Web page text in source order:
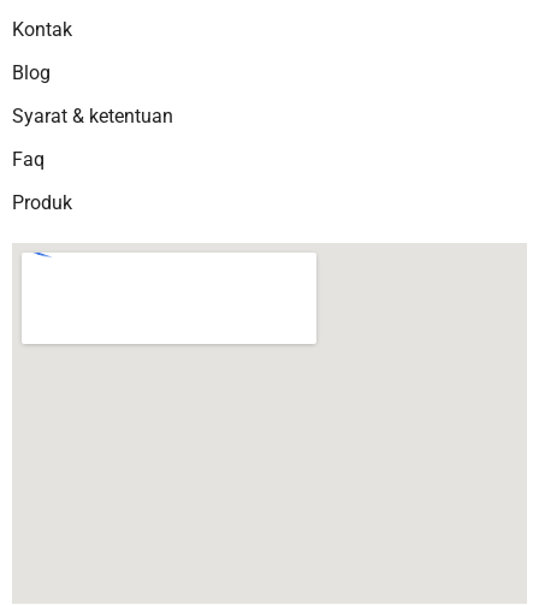
Kontak
Blog
Syarat & ketentuan
Faq
Produk